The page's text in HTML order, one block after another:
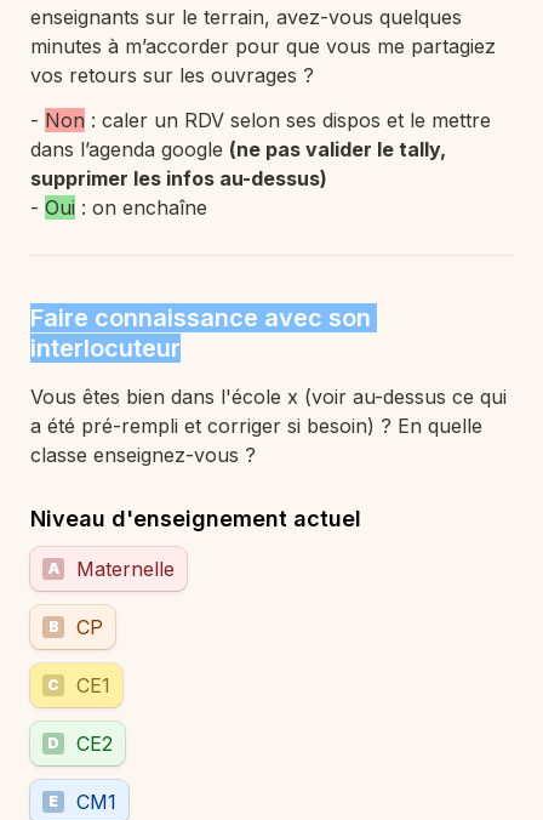
enseignants sur le terrain, avez-vous quelques
minutes à m’accorder pour que vous me partagiez
vos retours sur les ouvrages ?
- Non : caler un RDV selon ses dispos et le mettre
dans l’agenda google (ne pas valider le tally,
supprimer les infos au-dessus)
- Oui : on enchaîne
Faire connaissance avec son
interlocuteur
Vous êtes bien dans l'école x (voir au-dessus ce qui
a été pré-rempli et corriger si besoin) ? En quelle
classe enseignez-vous ?
Niveau d'enseignement actuel
A Maternelle
B CP
C CE1
D CE2
E CM1